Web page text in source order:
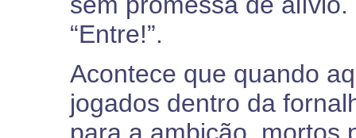
“Entre!”.
Acontece que quando
jogados dentro da